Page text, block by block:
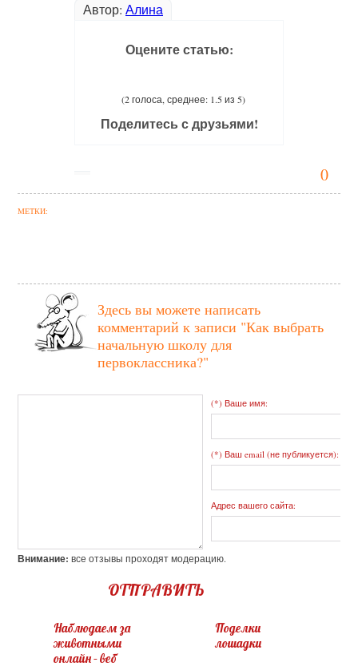
0
Автор: Алина
Оцените статью:
(2 голоса, среднее: 1.5 из 5)
Поделитесь с друзьями!
МЕТКИ:
Здесь вы можете написать
комментарий к записи "Как выбрать
начальную школу для
первоклассника?"
(*) Ваше имя:
(*) Ваш email (не публикуется):
Адрес вашего сайта:
Внимание: все отзывы проходят модерацию.
ОТПРАВИТЬ
Наблюдаем за
животными
онлайн – веб
Поделки
лошадки